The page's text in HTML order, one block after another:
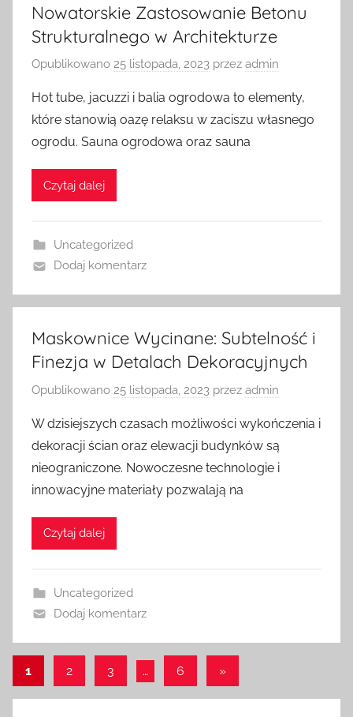
Nowatorskie Zastosowanie Betonu
Strukturalnego w Architekturze
Opublikowano 25 listopada, 2023 przez admin
Hot tube, jacuzzi i balia ogrodowa to elementy,
które stanowią oazę relaksu w zaciszu własnego
ogrodu. Sauna ogrodowa oraz sauna
Czytaj dalej
Uncategorized
Dodaj komentarz
Maskownice Wycinane: Subtelność i
Finezja w Detalach Dekoracyjnych
Opublikowano 25 listopada, 2023 przez admin
W dzisiejszych czasach możliwości wykończenia i
dekoracji ścian oraz elewacji budynków są
nieograniczone. Nowoczesne technologie i
innowacyjne materiały pozwalają na
Czytaj dalej
Uncategorized
Dodaj komentarz
Nawigacja
po
1 2 3 … 6
Następne
»